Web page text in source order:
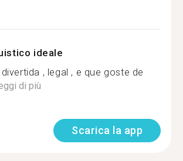
ideale
, legal , e que goste de
di più
Scarica la app